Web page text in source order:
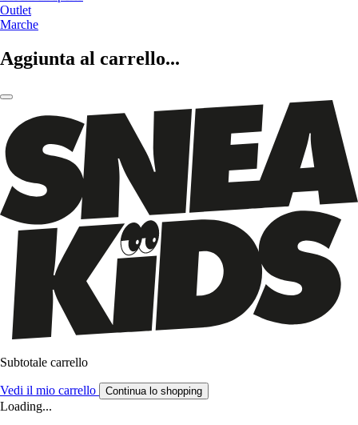
Outlet
Marche
Aggiunta al carrello...
Subtotale carrello
Vedi il mio carrello Continua lo shopping
Loading...